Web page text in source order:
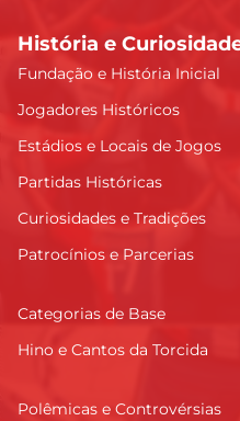
História e
Fundação e História Inicial
Jogadores Históricos
Estádios e Locais de Jogos
Partidas Históricas
Curiosidades e Tradições
Patrocínios e Parcerias
Categorias de Base
Hino e Cantos da Torcida
Polêmicas e Controvérsias